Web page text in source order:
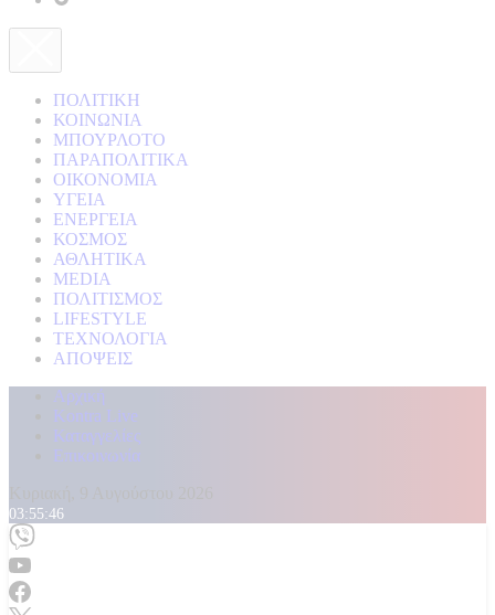
ΠΟΛΙΤΙΚΗ
ΚΟΙΝΩΝΙΑ
ΜΠΟΥΡΛΟΤΟ
ΠΑΡΑΠΟΛΙΤΙΚΑ
ΟΙΚΟΝΟΜΙΑ
ΥΓΕΙΑ
ΕΝΕΡΓΕΙΑ
ΚΟΣΜΟΣ
ΑΘΛΗΤΙΚΑ
MEDIA
ΠΟΛΙΤΙΣΜΟΣ
LIFESTYLE
ΤΕΧΝΟΛΟΓΙΑ
ΑΠΟΨΕΙΣ
Αρχική
Kontra Live
Καταγγελίες
Επικοινωνία
03:55:48